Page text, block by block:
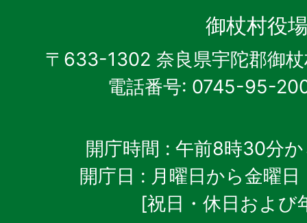
御杖村役
〒633-1302 奈良県宇陀郡御
電話番号: 0745-95-
開庁時間 : 午前8時30分
開庁日 : 月曜日から金曜日
[祝日・休日および